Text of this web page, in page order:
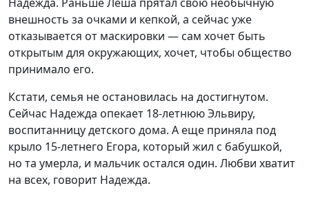
внешность за очками и кепкой, а сейчас уже
отказывается от маскировки — сам хочет быть
открытым для окружающих, хочет, чтобы общество
принимало его.
Кстати, семья не остановилась на достигнутом.
Сейчас Надежда опекает 18-летнюю Эльвиру,
воспитанницу детского дома. А еще приняла под
крыло 15-летнего Егора, который жил с бабушкой,
но та умерла, и мальчик остался один. Любви хватит
на всех, говорит Надежда.